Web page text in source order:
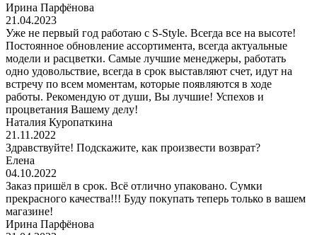
Ирина Парфёнова
21.04.2023
Уже не первый год работаю с S-Style. Всегда все на высоте!
Постоянное обновление ассортимента, всегда актуальные
модели и расцветки. Самые лучшие менеджеры, работать
одно удовольствие, всегда в срок выставляют счет, идут на
встречу по всем моментам, которые появляются в ходе
работы. Рекомендую от души, Вы лучшие! Успехов и
процветания Вашему делу!
Наталия Куропаткина
21.11.2022
Здравствуйте! Подскажите, как произвести возврат?
Елена
04.10.2022
Заказ пришёл в срок. Всё отлично упаковано. Сумки
прекрасного качества!!! Буду покупать теперь только в вашем
магазине!
Ирина Парфёнова